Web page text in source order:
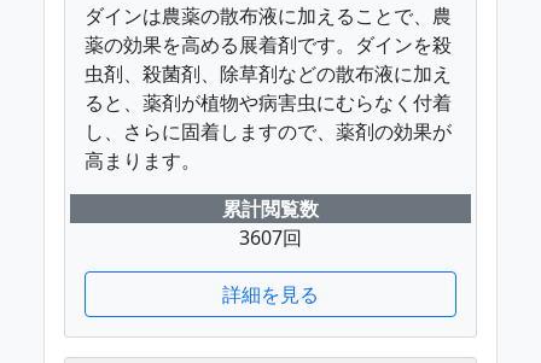
ダインは農薬の散布液に加えることで、農
薬の効果を高める展着剤です。ダインを殺
虫剤、殺菌剤、除草剤などの散布液に加え
ると、薬剤が植物や病害虫にむらなく付着
し、さらに固着しますので、薬剤の効果が
高まります。
累計閲覧数
3607回
詳細を見る